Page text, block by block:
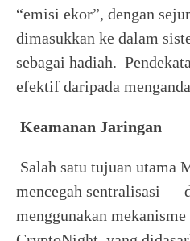
“emisi ekor”, dengan
dimasukkan ke dalam
sebagai hadiah.
efektif daripada
Keamanan Jaringan
Salah satu tujuan utama
mencegah sentralisasi —
menggunakan